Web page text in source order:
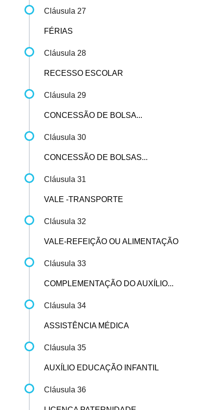
Cláusula 27
FÉRIAS
Cláusula 28
RECESSO ESCOLAR
Cláusula 29
CONCESSÃO DE BOLSA...
Cláusula 30
CONCESSÃO DE BOLSAS...
Cláusula 31
VALE -TRANSPORTE
Cláusula 32
VALE-REFEIÇÃO OU ALIMENTAÇÃO
Cláusula 33
COMPLEMENTAÇÃO DO AUXÍLIO...
Cláusula 34
ASSISTÊNCIA MÉDICA
Cláusula 35
AUXÍLIO EDUCAÇÃO INFANTIL
Cláusula 36